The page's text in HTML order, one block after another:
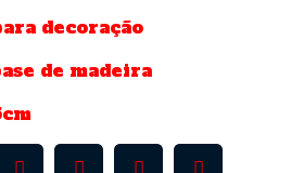
decoração
de madeira